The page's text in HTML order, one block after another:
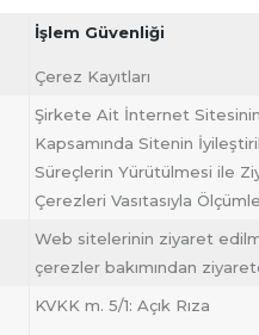
İşlem Güvenliği
Çerez Kayıtları
Şirkete Ait İnternet
Kapsamında Sitenin
Süreçlerin Yürütülmesi ile
Çerezleri Vasıtasıyla
Web sitelerinin ziyaret
çerezler bakımından
KVKK m. 5/1: Açık Rıza